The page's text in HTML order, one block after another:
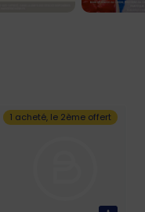
1 acheté, le 2ème offert